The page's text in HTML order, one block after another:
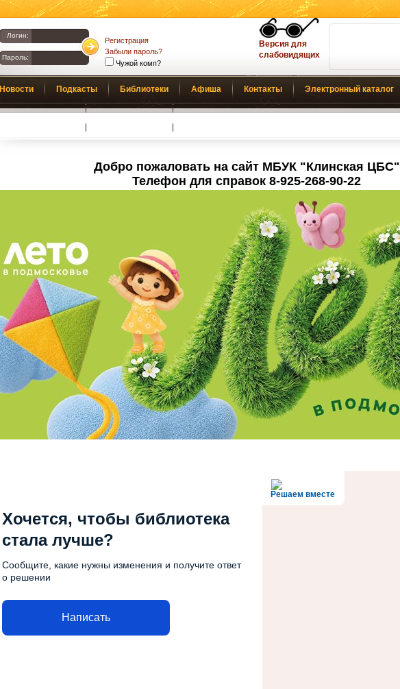
Логин:
Пароль:
Регистрация
Забыли пароль?
Чужой комп?
Версия для
слабовидящих
Новости Подкасты Библиотеки Афиша Контакты Электронный каталог
Добро пожаловать на сайт МБУК "Клинская ЦБС"
Телефон для справок 8-925-268-90-22
Решаем вместе
Хочется, чтобы библиотека
стала лучше?
Сообщите, какие нужны изменения и получите ответ
о решении
Написать